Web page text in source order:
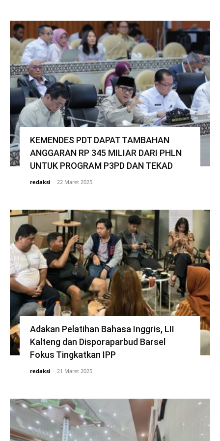
KEMENDES PDT DAPAT TAMBAHAN
ANGGARAN RP 345 MILIAR DARI PHLN
UNTUK PROGRAM P3PD DAN TEKAD
redaksi - 22 Maret 2025
Adakan Pelatihan Bahasa Inggris, LII
Kalteng dan Disporaparbud Barsel
Fokus Tingkatkan IPP
redaksi - 21 Maret 2025